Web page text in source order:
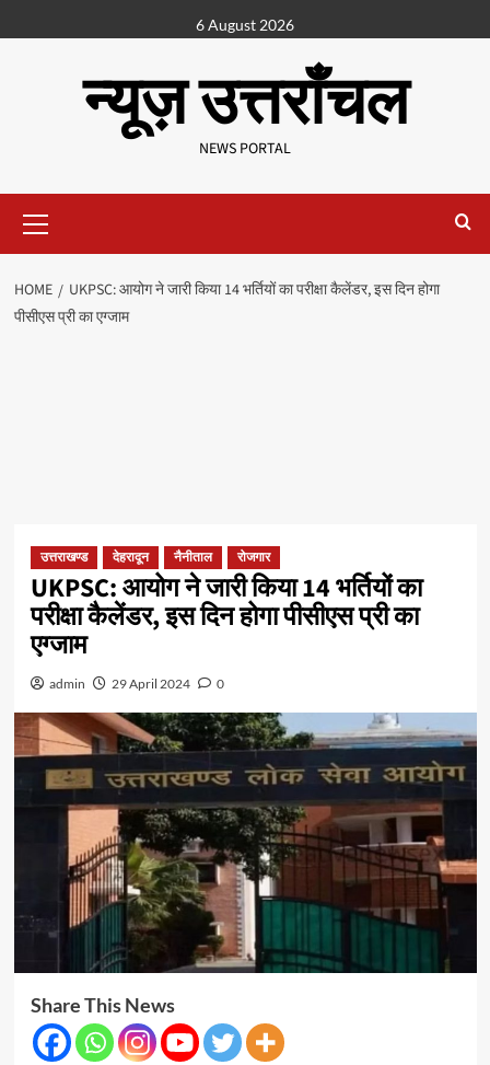
6 August 2026
न्यूज़ उत्तराँचल
NEWS PORTAL
HOME
UKPSC: आयोग ने जारी किया 14 भर्तियों का परीक्षा कैलेंडर, इस दिन होगा
पीसीएस प्री का एग्जाम
उत्तराखण्ड देहरादून नैनीताल रोजगार
UKPSC: आयोग ने जारी किया 14 भर्तियों का
परीक्षा कैलेंडर, इस दिन होगा पीसीएस प्री का
एग्जाम
admin 29 April 2024 0
Share This News